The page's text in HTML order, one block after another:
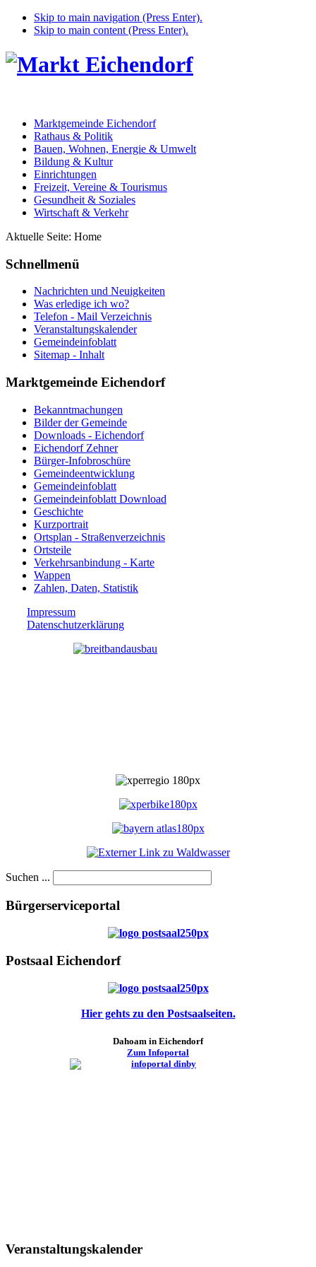
Skip to main navigation (Press Enter).
Skip to main content (Press Enter).
Marktgemeinde Eichendorf
Rathaus & Politik
Bauen, Wohnen, Energie & Umwelt
Bildung & Kultur
Einrichtungen
Freizeit, Vereine & Tourismus
Gesundheit & Soziales
Wirtschaft & Verkehr
Aktuelle Seite: Home
Schnellmenü
Nachrichten und Neuigkeiten
Was erledige ich wo?
Telefon - Mail Verzeichnis
Veranstaltungskalender
Gemeindeinfoblatt
Sitemap - Inhalt
Marktgemeinde Eichendorf
Bekanntmachungen
Bilder der Gemeinde
Downloads - Eichendorf
Eichendorf Zehner
Bürger-Infobroschüre
Gemeindeentwicklung
Gemeindeinfoblatt
Gemeindeinfoblatt Download
Geschichte
Kurzportrait
Ortsplan - Straßenverzeichnis
Ortsteile
Verkehrsanbindung - Karte
Wappen
Zahlen, Daten, Statistik
Impressum
Datenschutzerklärung
Suchen ...
Bürgerserviceportal
Postsaal Eichendorf
Hier gehts zu den Postsaalseiten.
Dahoam in Eichendorf
Zum Infoportal
Veranstaltungskalender